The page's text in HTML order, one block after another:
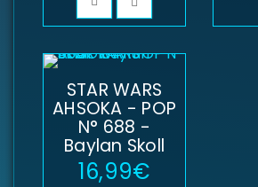
Se souvenir
SE CONNECTER
DE PASSE PERDU ?
STAR WARS
AHSOKA - POP
N° 688 -
Baylan Skoll
16,99€